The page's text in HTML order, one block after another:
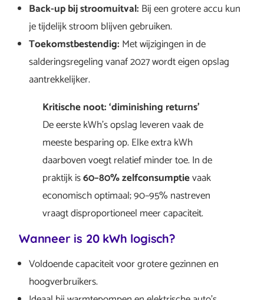
Back-up bij stroomuitval: Bij een grotere accu kun
je tijdelijk stroom blijven gebruiken.
Toekomstbestendig: Met wijzigingen in de
salderingsregeling vanaf 2027 wordt eigen opslag
aantrekkelijker.
Kritische noot: ‘diminishing returns’
De eerste kWh’s opslag leveren vaak de
meeste besparing op. Elke extra kWh
daarboven voegt relatief minder toe. In de
praktijk is60–80% zelfconsumptievaak
economisch optimaal; 90–95% nastreven
vraagt disproportioneel meer capaciteit.
Wanneer is 20 kWh logisch?
Voldoende capaciteit voor grotere gezinnen en
hoogverbruikers.